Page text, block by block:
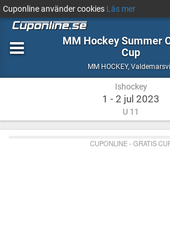
Cuponline använder cookies Läs mer
MM Hockey Summer
Cup
MM HOCKEY, Ishockey
Ishockey
1 - 2 jul 2023
U 11
CUPONLINE - GRATIS